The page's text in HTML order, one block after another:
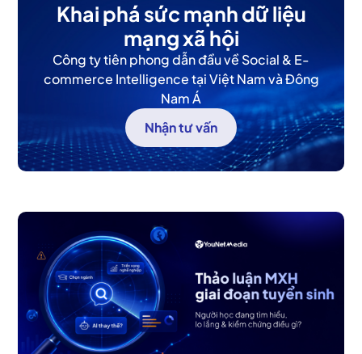
Khai phá sức mạnh dữ liệu
mạng xã hội
Công ty tiên phong dẫn đầu về Social & E-
commerce Intelligence tại Việt Nam và Đông
Nam Á
Nhận tư vấn